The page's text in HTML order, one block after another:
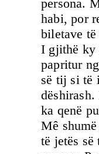
persona.
habi, por
biletave
I gjithë ky
papritur
së tij si të
ka qenë
Mê
të jetës